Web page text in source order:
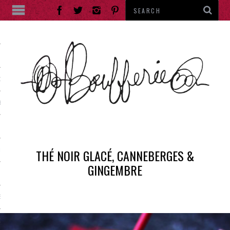
RUE
THÉ
THÉ NOIR GLACÉ, CANNEBERGES &
GINGEMBRE